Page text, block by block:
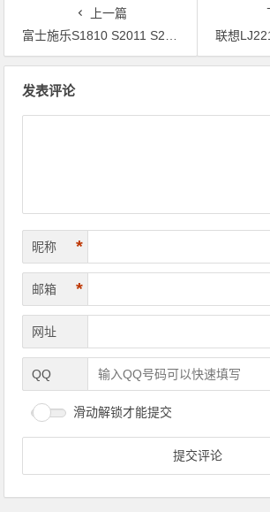
上一篇
富士施乐S1810 S2011 S2110 S2520 SC2020 SC2022打印机驱动安装
联想LJ2218 W LJ2455D
发表评论
昵称 *
邮箱 *
网址
QQ
滑动解锁才能提交